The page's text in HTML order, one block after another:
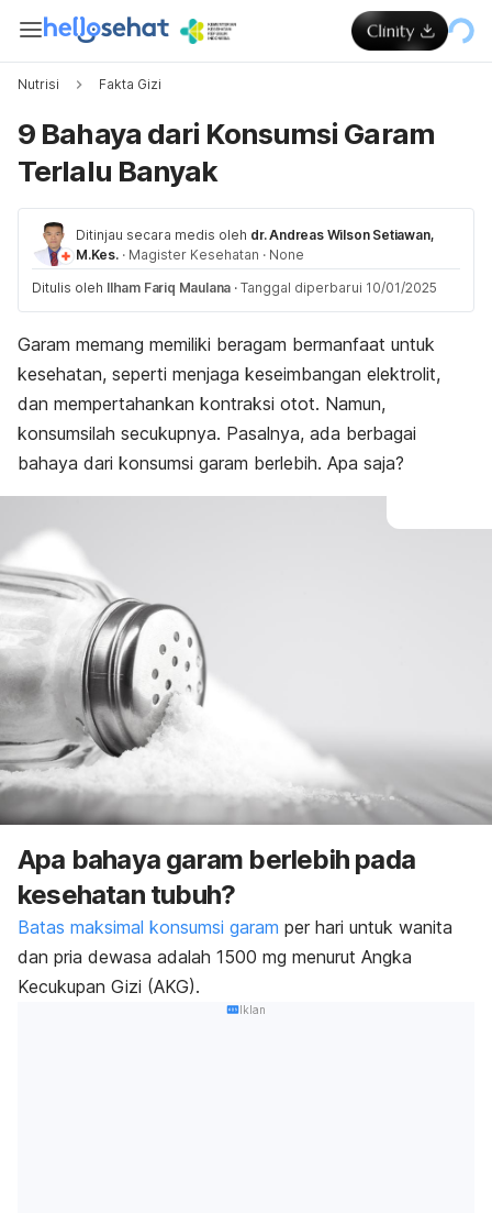
Nutrisi Fakta Gizi
9 Bahaya dari Konsumsi Garam
Terlalu Banyak
Ditinjau secara medis oleh dr. Andreas Wilson Setiawan,
M.Kes. · Magister Kesehatan · None
Ditulis oleh Ilham Fariq Maulana · Tanggal diperbarui 10/01/2025
Garam memang memiliki beragam bermanfaat untuk
kesehatan, seperti menjaga keseimbangan elektrolit,
dan mempertahankan kontraksi otot. Namun,
konsumsilah secukupnya. Pasalnya, ada berbagai
bahaya dari konsumsi garam berlebih. Apa saja?
Apa bahaya garam berlebih pada
kesehatan tubuh?
Batas maksimal konsumsi garam per hari untuk wanita
dan pria dewasa adalah 1500 mg menurut Angka
Kecukupan Gizi (AKG).
Iklan